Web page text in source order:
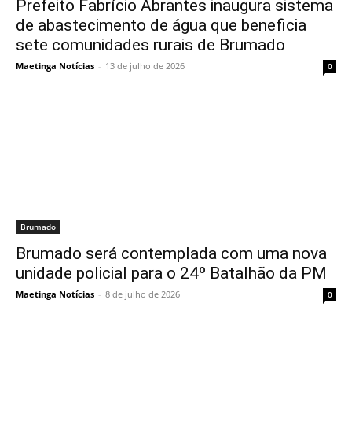
Prefeito Fabrício Abrantes inaugura sistema
de abastecimento de água que beneficia
sete comunidades rurais de Brumado
Maetinga Notícias - 13 de julho de 2026 0
Brumado
Brumado será contemplada com uma nova
unidade policial para o 24º Batalhão da PM
Maetinga Notícias - 8 de julho de 2026 0